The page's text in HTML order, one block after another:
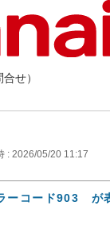
せ）
: 2026/05/20 11:17
ーコード903 が